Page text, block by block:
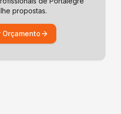
propostas.
Orçamento